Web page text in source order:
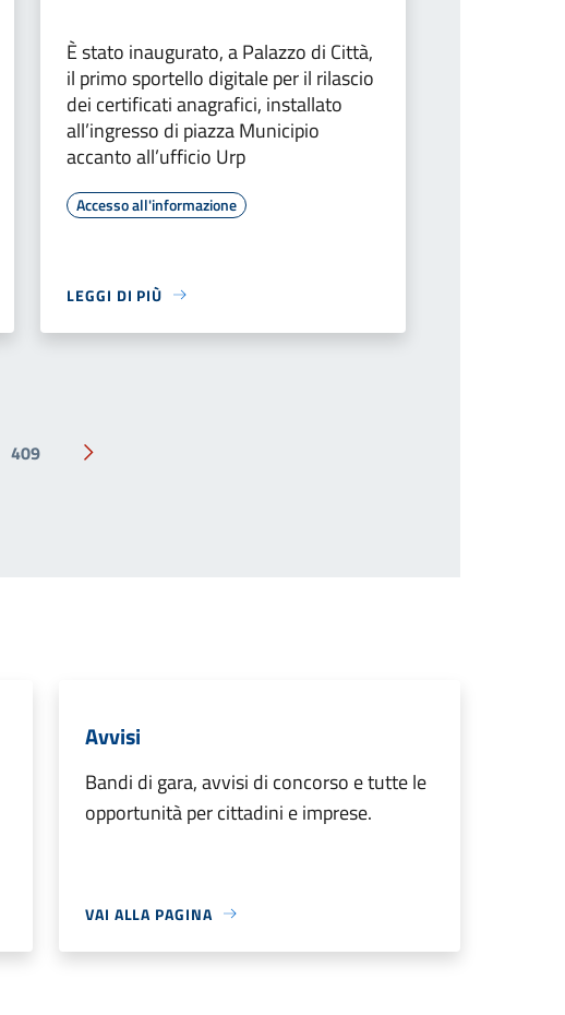
È stato inaugurato, a Palazzo di Città,
il primo sportello digitale per il rilascio
dei certificati anagrafici, installato
all’ingresso di piazza Municipio
accanto all’ufficio Urp
Accesso all'informazione
LEGGI DI PIÙ
409
Pagina successiva
Avvisi
Bandi di gara, avvisi di concorso e tutte le
opportunità per cittadini e imprese.
VAI ALLA PAGINA